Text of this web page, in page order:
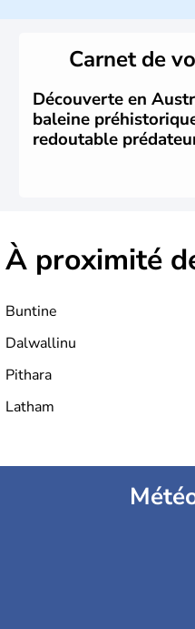
humaines. Il faut
portugais découvre le
années 1700 pour
d'émigration
revendique son
désormais jour de la fête
monarchie
Carnet de
Découverte en
baleine
redoutable
À proximité
Buntine
Dalwallinu
Pithara
Latham